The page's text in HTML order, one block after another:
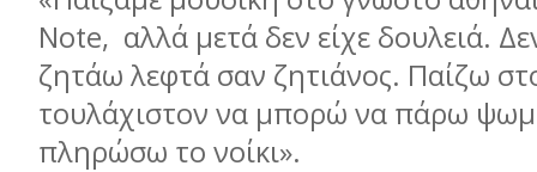
Note, αλλά μετά δεν είχε δουλειά.
ζητάω λεφτά σαν ζητιάνος. Παίζω
τουλάχιστον να μπορώ να πάρω
πληρώσω το νοίκι».